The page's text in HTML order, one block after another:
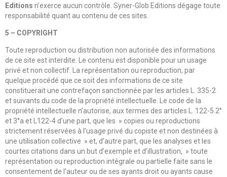
Editions n’exerce aucun contrôle. Syner-Glob Editions dégage toute
responsabilité quant au contenu de ces sites.
5 – COPYRIGHT
Toute reproduction ou distribution non autorisée des informations
de ce site est interdite. Le contenu est disponible pour un usage
privé et non collectif. La représentation ou reproduction, par
quelque procédé que ce soit des informations de ce site
constituerait une contrefaçon sanctionnée par les articles L. 335-2
et suivants du code de la propriété intellectuelle. Le code de la
propriété intellectuelle n’autorise, aux termes des articles L. 122-5.2°
et 3°a et L122-4 d’une part, que les » copies ou reproductions
strictement réservées à l’usage privé du copiste et non destinées à
une utilisation collective » et, d’autre part, que les analyses et les
courtes citations dans un but d’exemple et d’illustration, » toute
représentation ou reproduction intégrale ou partielle faite sans le
consentement de l’auteur ou de ses ayants droit ou ayants cause